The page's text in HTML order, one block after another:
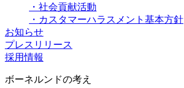
・社会貢献活動
・カスタマーハラスメント基本方針
お知らせ
プレスリリース
採用情報
ボーネルンドの考え